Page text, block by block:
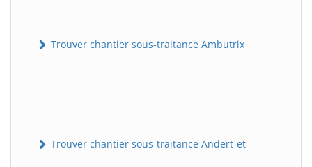
Trouver chantier sous-traitance Ambutrix
Trouver chantier sous-traitance Andert-et-